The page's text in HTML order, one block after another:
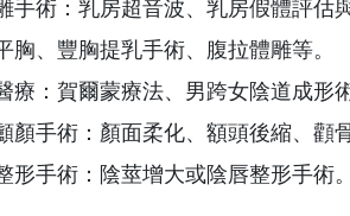
手術：乳房超音波、乳房假體評估
胸、豐胸提乳手術、腹拉體雕等。
療：賀爾蒙療法、男跨女陰道成形
顏手術：顏面柔化、額頭後縮、顴
形手術：陰莖增大或陰唇整形手術。